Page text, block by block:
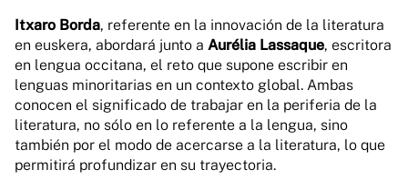
Itxaro Borda, referente en la innovación de la literatura
en euskera, abordará junto a Aurélia Lassaque, escritora
en lengua occitana, el reto que supone escribir en
lenguas minoritarias en un contexto global. Ambas
conocen el significado de trabajar en la periferia de la
literatura, no sólo en lo referente a la lengua, sino
también por el modo de acercarse a la literatura, lo que
permitirá profundizar en su trayectoria.